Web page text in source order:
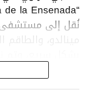
نُقل إلى مستشفى
عامًا إلى
بعد فترة وجيزة